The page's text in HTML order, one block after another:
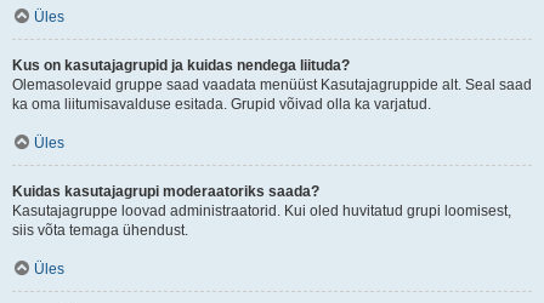
Üles
Kus on kasutajagrupid ja kuidas nendega liituda?
Olemasolevaid gruppe saad vaadata menüüst Kasutajagruppide alt. Seal saad
ka oma liitumisavalduse esitada. Grupid võivad olla ka varjatud.
Üles
Kuidas kasutajagrupi moderaatoriks saada?
Kasutajagruppe loovad administraatorid. Kui oled huvitatud grupi loomisest,
siis võta temaga ühendust.
Üles